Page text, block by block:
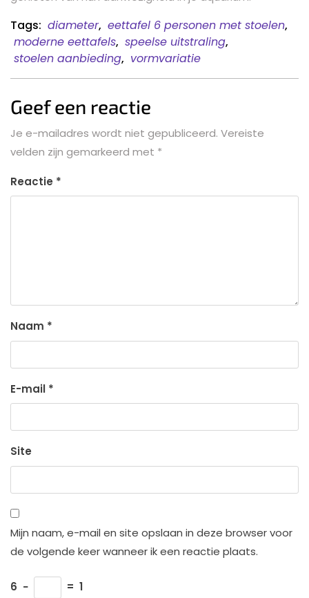
Tags: diameter, eettafel 6 personen met stoelen,
moderne eettafels, speelse uitstraling,
stoelen aanbieding, vormvariatie
Geef een reactie
Je e-mailadres wordt niet gepubliceerd. Vereiste
velden zijn gemarkeerd met *
Reactie *
Naam *
E-mail *
Site
Mijn naam, e-mail en site opslaan in deze browser voor
de volgende keer wanneer ik een reactie plaats.
6 − = 1